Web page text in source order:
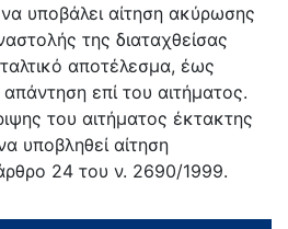
υποβάλει αίτηση ακύρωσης
της διαταχθείσας
αποτέλεσμα, έως
επί του αιτήματος.
του αιτήματος έκτακτης
υποβληθεί αίτηση
24 του ν. 2690/1999.